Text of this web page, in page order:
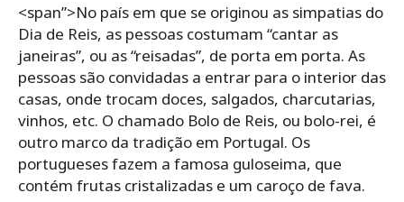
<span”>No país em que se originou as simpatias do
Dia de Reis, as pessoas costumam “cantar as
janeiras”, ou as “reisadas”, de porta em porta. As
pessoas são convidadas a entrar para o interior das
casas, onde trocam doces, salgados, charcutarias,
vinhos, etc. O chamado Bolo de Reis, ou bolo-rei, é
outro marco da tradição em Portugal. Os
portugueses fazem a famosa guloseima, que
contém frutas cristalizadas e um caroço de fava.